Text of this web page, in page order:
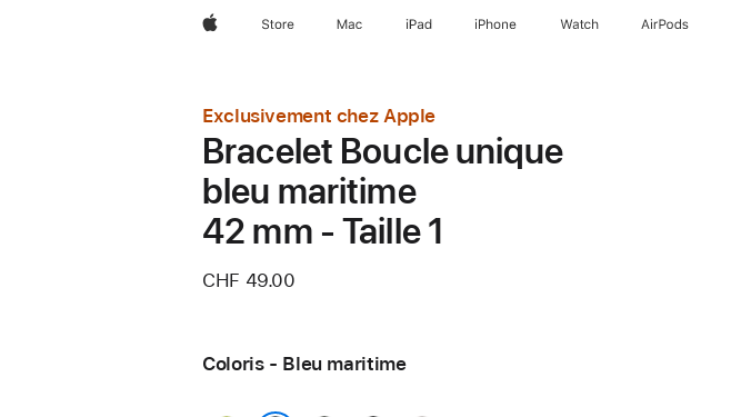
AppleStore Mac iPad iPhone Watch AirPods
Exclusivement chez Apple
Bracelet Boucle unique
bleu maritime
42 mm - Taille 1
CHF 49.00
Coloris - Bleu maritime